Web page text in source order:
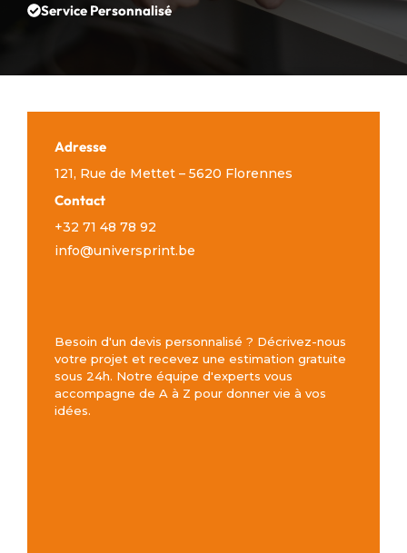
Service Personnalisé
Adresse
121, Rue de Mettet – 5620 Florennes
Contact
+32 71 48 78 92
info@universprint.be
Besoin d'un devis personnalisé ? Décrivez-nous
votre projet et recevez une estimation gratuite
sous 24h. Notre équipe d'experts vous
accompagne de A à Z pour donner vie à vos
idées.